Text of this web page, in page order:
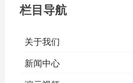
栏目导航
关于我们
新闻中心